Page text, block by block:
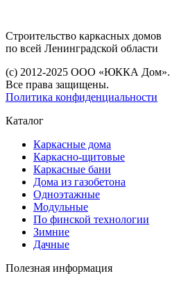
Строительство каркасных дoмoв
по всей Ленинградской области
(с) 2012-2025 ООО «ЮККА Дoм».
Все права защищены.
Политика конфиденциальности
Каталог
Каркасные дома
Каркасно-щитовые
Каркасные бани
Дома из газобетона
Одноэтажные
Модульные
По финской технологии
Зимние
Дачные
Полезная информация